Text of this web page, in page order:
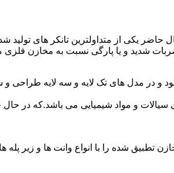
حاضر یکی از متداولترین تانکر های
شدید و یا پارگی نسبت به مخازن
و در مدل های تک لایه و سه لایه طراحی
سیالات و مواد شیمیایی می باشد.که
شده را با انواع وانت ها و زیر پله